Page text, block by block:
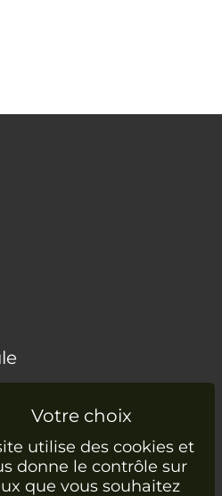
utilise des cookies et
donne le contrôle sur
que vous souhaitez